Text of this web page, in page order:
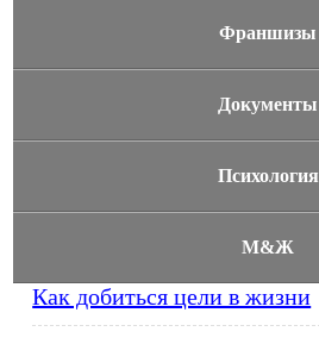
Франшизы
Документы
Психология
М&Ж
Как добиться цели в жизни